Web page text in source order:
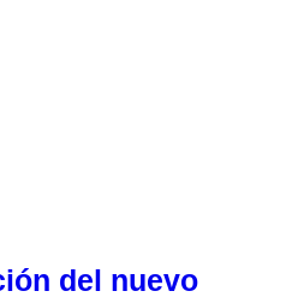
del nuevo